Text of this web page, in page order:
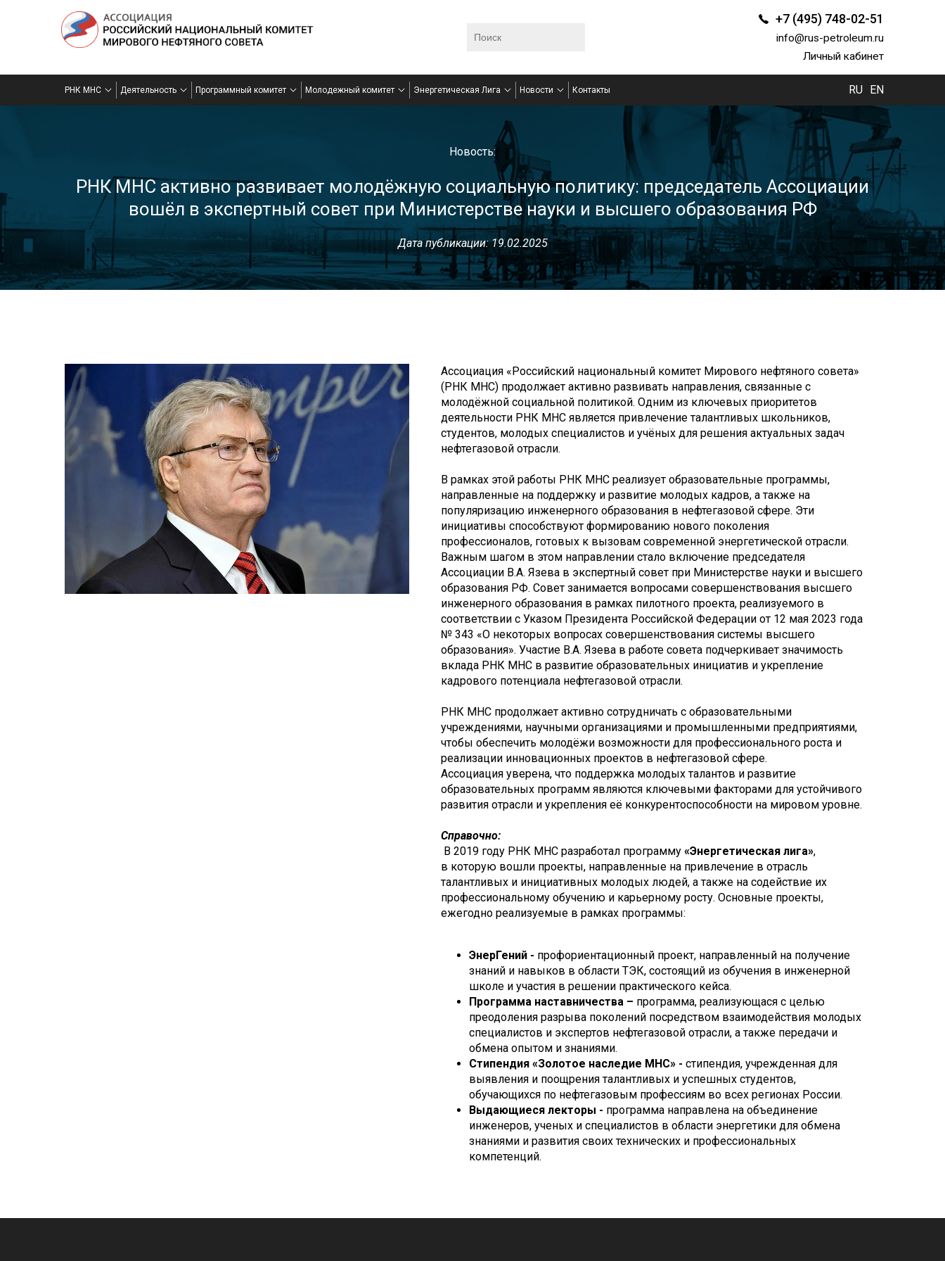
+7 (495) 748-02-51
info@rus-petroleum.ru
Личный кабинет
РНК МНС Деятельность Программный комитет Молодежный комитет Энергетическая Лига Новости Контакты RU EN
Новость:
РНК МНС активно развивает молодёжную социальную политику: председатель Ассоциации
вошёл в экспертный совет при Министерстве науки и высшего образования РФ
Дата публикации: 19.02.2025
Ассоциация «Российский национальный комитет Мирового нефтяного совета»
(РНК МНС) продолжает активно развивать направления, связанные с
молодёжной социальной политикой. Одним из ключевых приоритетов
деятельности РНК МНС является привлечение талантливых школьников,
студентов, молодых специалистов и учёных для решения актуальных задач
нефтегазовой отрасли.
В рамках этой работы РНК МНС реализует образовательные программы,
направленные на поддержку и развитие молодых кадров, а также на
популяризацию инженерного образования в нефтегазовой сфере. Эти
инициативы способствуют формированию нового поколения
профессионалов, готовых к вызовам современной энергетической отрасли.
Важным шагом в этом направлении стало включение председателя
Ассоциации В.А. Язева в экспертный совет при Министерстве науки и высшего
образования РФ. Совет занимается вопросами совершенствования высшего
инженерного образования в рамках пилотного проекта, реализуемого в
соответствии с Указом Президента Российской Федерации от 12 мая 2023 года
№ 343 «О некоторых вопросах совершенствования системы высшего
образования». Участие В.А. Язева в работе совета подчеркивает значимость
вклада РНК МНС в развитие образовательных инициатив и укрепление
кадрового потенциала нефтегазовой отрасли.
РНК МНС продолжает активно сотрудничать с образовательными
учреждениями, научными организациями и промышленными предприятиями,
чтобы обеспечить молодёжи возможности для профессионального роста и
реализации инновационных проектов в нефтегазовой сфере.
Ассоциация уверена, что поддержка молодых талантов и развитие
образовательных программ являются ключевыми факторами для устойчивого
развития отрасли и укрепления её конкурентоспособности на мировом уровне.
Справочно:
В 2019 году РНК МНС разработал программу «Энергетическая лига»,
в которую вошли проекты, направленные на привлечение в отрасль
талантливых и инициативных молодых людей, а также на содействие их
профессиональному обучению и карьерному росту. Основные проекты,
ежегодно реализуемые в рамках программы:
ЭнерГений - профориентационный проект, направленный на получение
знаний и навыков в области ТЭК, состоящий из обучения в инженерной
школе и участия в решении практического кейса.
Программа наставничества – программа, реализующася с целью
преодоления разрыва поколений посредством взаимодействия молодых
специалистов и экспертов нефтегазовой отрасли, а также передачи и
обмена опытом и знаниями.
Стипендия «Золотое наследие МНС» - стипендия, учрежденная для
выявления и поощрения талантливых и успешных студентов,
обучающихся по нефтегазовым профессиям во всех регионах России.
Выдающиеся лекторы - программа направлена на объединение
инженеров, ученых и специалистов в области энергетики для обмена
знаниями и развития своих технических и профессиональных
компетенций.